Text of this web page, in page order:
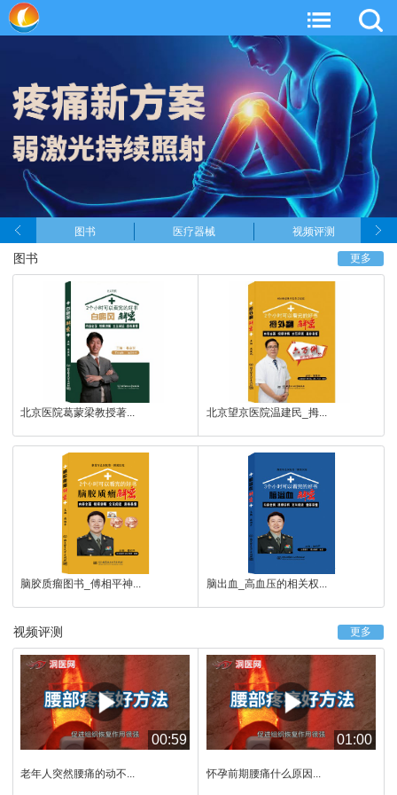
图书 医疗器械 视频评测
更多
图书
北京医院葛蒙梁教授著... 北京望京医院温建民_拇...
脑胶质瘤图书_傅相平神... 脑出血_高血压的相关权...
更多
视频评测
00:59
老年人突然腰痛的动不...
01:00
怀孕前期腰痛什么原因...